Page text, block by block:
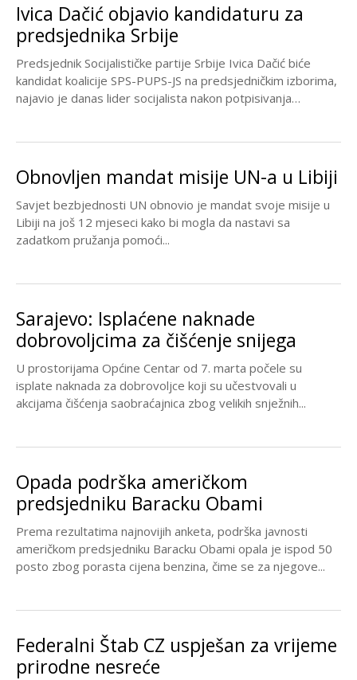
Ivica Dačić objavio kandidaturu za
predsjednika Srbije
Predsjednik Socijalističke partije Srbije Ivica Dačić biće
kandidat koalicije SPS-PUPS-JS na predsjedničkim izborima,
najavio je danas lider socijalista nakon potpisivanja
Obnovljen mandat misije UN-a u Libiji
Savjet bezbjednosti UN obnovio je mandat svoje misije u
Libiji na još 12 mjeseci kako bi mogla da nastavi sa
zadatkom pružanja pomoći...
Sarajevo: Isplaćene naknade
dobrovoljcima za čišćenje snijega
U prostorijama Općine Centar od 7. marta počele su
isplate naknada za dobrovoljce koji su učestvovali u
akcijama čišćenja saobraćajnica zbog velikih snježnih...
Opada podrška američkom
predsjedniku Baracku Obami
Prema rezultatima najnovijih anketa, podrška javnosti
američkom predsjedniku Baracku Obami opala je ispod 50
posto zbog porasta cijena benzina, čime se za njegove...
Federalni Štab CZ uspješan za vrijeme
prirodne nesreće